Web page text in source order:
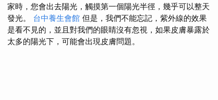
家時，您會出去陽光，觸摸第一個陽光半徑，幾乎可以整天
發光。 台中養生會館 但是，我們不能忘記，紫外線的效果
是看不見的，並且對我們的眼睛沒有忽視，如果皮膚暴露於
太多的陽光下，可能會出現皮膚問題。